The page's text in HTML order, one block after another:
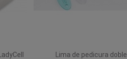
Lima de pedicura doble